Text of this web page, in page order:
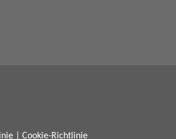
Cookie-Richtlinie